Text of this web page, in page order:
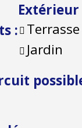
:
Extérieur
Terrasse
Jardin